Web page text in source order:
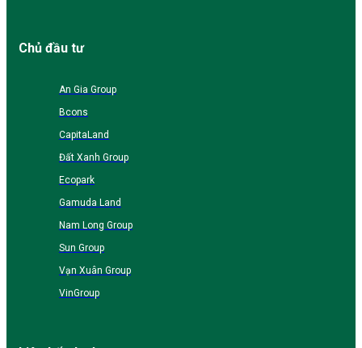
Chủ đầu tư
An Gia Group
Bcons
CapitaLand
Đất Xanh Group
Ecopark
Gamuda Land
Nam Long Group
Sun Group
Vạn Xuân Group
VinGroup